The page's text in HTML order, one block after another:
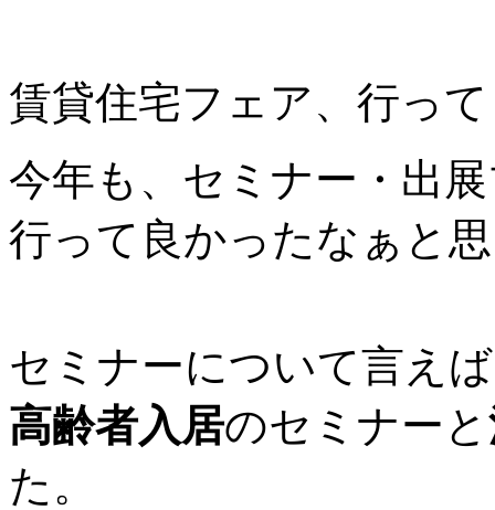
賃貸住宅フェア、行っ
今年も、セミナー・出
行って良かったなぁと
セミナーについて言え
高齢者入居のセミナーと
た。